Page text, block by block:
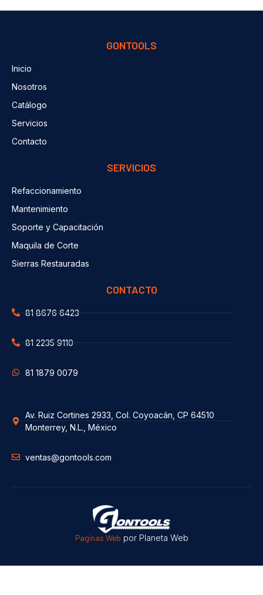
GONTOOLS
Inicio
Nosotros
Catálogo
Servicios
Contacto
SERVICIOS
Refaccionamiento
Mantenimiento
Soporte y Capacitación
Maquila de Corte
Sierras Restauradas
CONTACTO
81 8676 6423
81 2235 9110
81 1879 0079
Av. Ruiz Cortines 2933, Col. Coyoacán, CP 64510
Monterrey, N.L., México
ventas@gontools.com
Paginas Web por Planeta Web